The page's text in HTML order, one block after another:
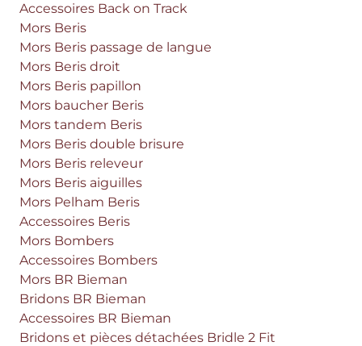
Accessoires Back on Track
Mors Beris
Mors Beris passage de langue
Mors Beris droit
Mors Beris papillon
Mors baucher Beris
Mors tandem Beris
Mors Beris double brisure
Mors Beris releveur
Mors Beris aiguilles
Mors Pelham Beris
Accessoires Beris
Mors Bombers
Accessoires Bombers
Mors BR Bieman
Bridons BR Bieman
Accessoires BR Bieman
Bridons et pièces détachées Bridle 2 Fit